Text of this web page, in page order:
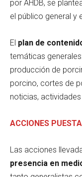
por AHDB, se
el público general y
El plan de
temáticas
producción de
porcino, cortes de
noticias, actividades
ACCIONES
Las acciones
presencia en